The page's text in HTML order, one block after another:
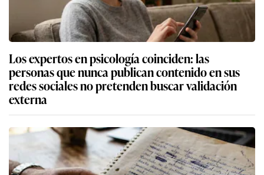
Los expertos en psicología coinciden: las
personas que nunca publican contenido en sus
redes sociales no pretenden buscar validación
externa